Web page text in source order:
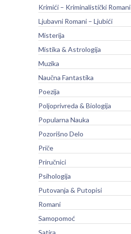
Krimići – Kriminalistički Romani
Ljubavni Romani – Ljubići
Misterija
Mistika & Astrologija
Muzika
Naučna Fantastika
Poezija
Poljoprivreda & Biologija
Popularna Nauka
Pozorišno Delo
Priče
Priručnici
Psihologija
Putovanja & Putopisi
Romani
Samopomoć
Satira